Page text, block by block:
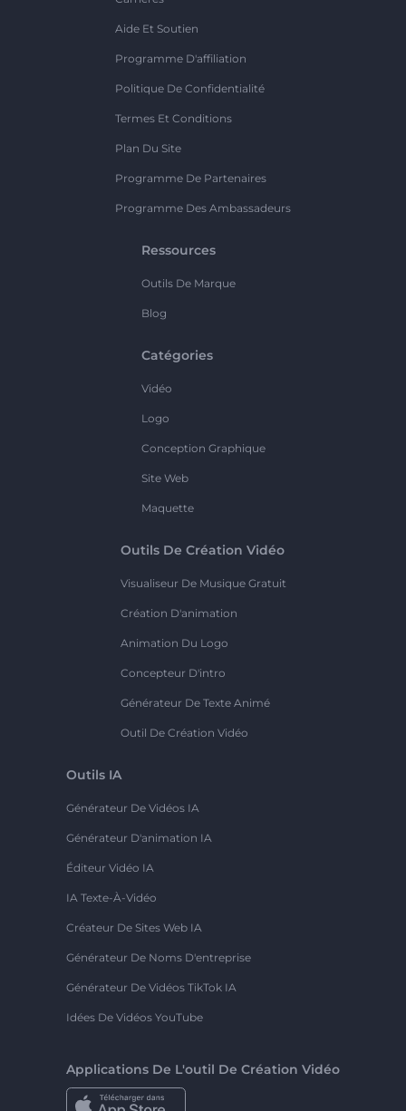
Aide Et Soutien
Programme D'affiliation
Politique De Confidentialité
Termes Et Conditions
Plan Du Site
Programme De Partenaires
Programme Des Ambassadeurs
Ressources
Outils De Marque
Blog
Catégories
Vidéo
Logo
Conception Graphique
Site Web
Maquette
Outils De Création Vidéo
Visualiseur De Musique Gratuit
Création D'animation
Animation Du Logo
Concepteur D'intro
Générateur De Texte Animé
Outil De Création Vidéo
Outils IA
Générateur De Vidéos IA
Générateur D'animation IA
Éditeur Vidéo IA
IA Texte-À-Vidéo
Créateur De Sites Web IA
Générateur De Noms D'entreprise
Générateur De Vidéos TikTok IA
Idées De Vidéos YouTube
Applications De L'outil De Création Vidéo